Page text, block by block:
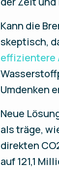
Kann die
skeptisch,
effizientere
Umdenken
Neue
als träge,
direkten
auf 121,1